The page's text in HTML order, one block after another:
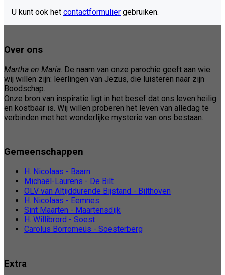
U kunt ook het contactformulier gebruiken.
Over ons
Martha en Maria . De naam van onze parochie geeft aan wie
wij willen zijn: leerlingen van Jezus, die luisteren naar zijn
Boodschap.
Onze bron van inspiratie ligt in het besef dat ons leven heilig
en kostbaar is. Wij willen proberen het leven van alledag te
verbinden met het wonderlijke mysterie van ons bestaan.
Gemeenschappen
H. Nicolaas - Baarn
Michaël-Laurens - De Bilt
OLV van Altijddurende Bijstand - Bilthoven
H. Nicolaas - Eemnes
Sint Maarten - Maartensdijk
H. Willibrord - Soest
Carolus Borromeüs - Soesterberg
Extra